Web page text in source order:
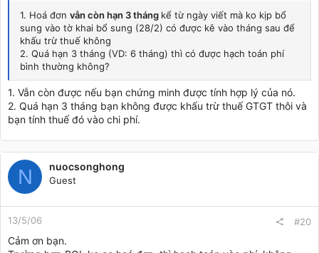
1. Hoá đơn vẫn còn hạn 3 tháng kể từ ngày viết mà ko kịp bổ
sung vào tờ khai bổ sung (28/2) có được kê vào tháng sau để
khấu trừ thuế không
2. Quá hạn 3 tháng (VD: 6 tháng) thì có được hạch toán phí
bình thường không?
1. Vẫn còn được nếu bạn chứng minh được tính hợp lý của nó.
2. Quá hạn 3 tháng bạn không được khấu trừ thuế GTGT thôi và
bạn tính thuế đó vào chi phí.
N nuocsonghong
Guest
13/5/06 #20
Cảm ơn bạn.